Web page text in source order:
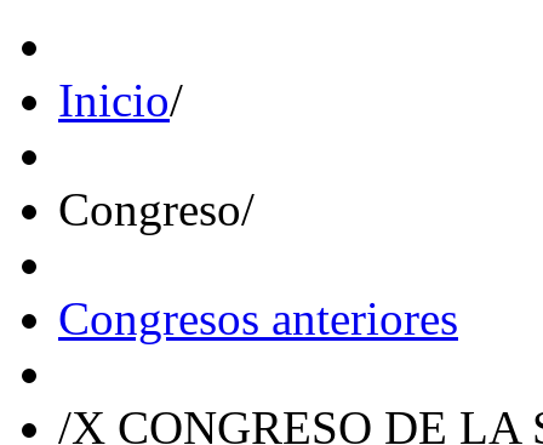
Inicio/
Congreso/
Congresos anteriores
/X CONGRESO DE LA